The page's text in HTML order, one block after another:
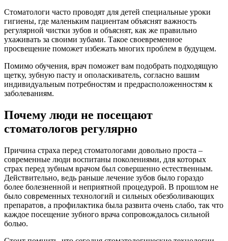
Стоматологи часто проводят для детей специальные уроки
гигиены, где маленьким пациентам объяснят важность
регулярной чистки зубов и объяснят, как же правильно
ухаживать за своими зубами. Такое своевременное
просвещение поможет избежать многих проблем в будущем.
Помимо обучения, врач поможет вам подобрать подходящую
щетку, зубную пасту и ополаскиватель, согласно вашим
индивидуальным потребностям и предрасположенностям к
заболеваниям.
Почему люди не посещают
стоматологов регулярно
Причина страха перед стоматологами довольно проста –
современные люди воспитаны поколениями, для которых
страх перед зубным врачом был совершенно естественным.
Действительно, ведь раньше лечение зубов было гораздо
более болезненной и неприятной процедурой. В прошлом не
было современных технологий и сильных обезболивающих
препаратов, а профилактика была развита очень слабо, так что
каждое посещение зубного врача сопровождалось сильной
болью.